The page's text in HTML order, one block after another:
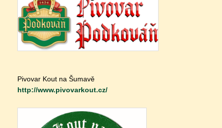
Pivovar Kout na Šumavě
http://www.pivovarkout.cz/